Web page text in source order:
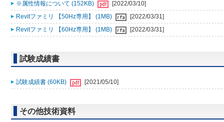
※属性情報について (152KB)
[2022/03/10]
Revitファミリ 【50Hz専用】 (1MB)
[2022/03/31]
Revitファミリ 【60Hz専用】 (1MB)
[2022/03/31]
試験成績書
試験成績書 (60KB) [2021/05/10]
その他技術資料